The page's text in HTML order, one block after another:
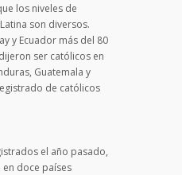
los niveles de
son diversos.
y Ecuador más del 80
ser católicos en
Guatemala y
de católicos
el año pasado,
doce países